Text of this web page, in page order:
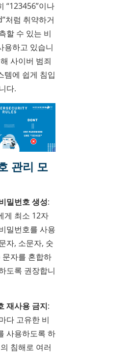
“123456”이나
처럼 취약하거
할 수 있는 비
용하고 있습니
사이버 범죄
템에 쉽게 침입
다.
관리 모
밀번호 생성:
게 최소 12자
밀번호를 사용
자, 소문자, 숫
문자를 혼합하
도록 권장합니
재사용 금지:
다 고유한 비
사용하도록 하
침해로 여러